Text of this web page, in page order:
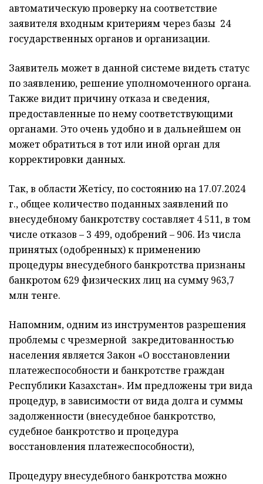
автоматическую проверку на соответствие
заявителя входным критериям через базы 24
государственных органов и организации.
Заявитель может в данной системе видеть статус
по заявлению, решение уполномоченного органа.
Также видит причину отказа и сведения,
предоставленные по нему соответствующими
органами. Это очень удобно и в дальнейшем он
может обратиться в тот или иной орган для
корректировки данных.
Так, в области Жетісу, по состоянию на 17.07.2024
г., общее количество поданных заявлений по
внесудебному банкротству составляет 4 511, в том
числе отказов – 3 499, одобрений – 906. Из числа
принятых (одобренных) к применению
процедуры внесудебного банкротства признаны
банкротом 629 физических лиц на сумму 963,7
млн тенге.
Напомним, одним из инструментов разрешения
проблемы с чрезмерной закредитованностью
населения является Закон «О восстановлении
платежеспособности и банкротстве граждан
Республики Казахстан». Им предложены три вида
процедур, в зависимости от вида долга и суммы
задолженности (внесудебное банкротство,
судебное банкротство и процедура
восстановления платежеспособности),
Процедуру внесудебного банкротства можно